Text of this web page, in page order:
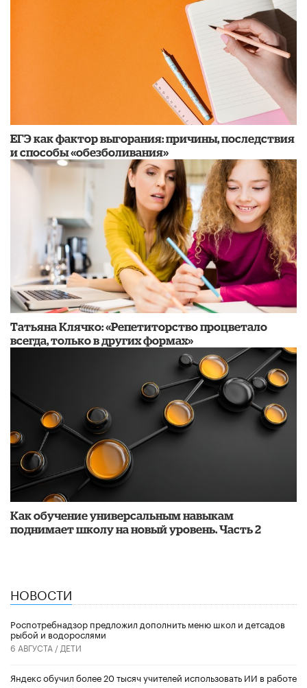
​ЕГЭ как фактор выгорания: причины, последствия
и способы «обезболивания»
​Татьяна Клячко: «Репетиторство процветало
всегда, только в других формах»
​Как обучение универсальным навыкам
поднимает школу на новый уровень. Часть 2
НОВОСТИ
Роспотребнадзор предложил дополнить меню школ и детсадов
рыбой и водорослями
6 АВГУСТА / ДЕТИ
​Яндекс обучил более 20 тысяч учителей использовать ИИ в работе